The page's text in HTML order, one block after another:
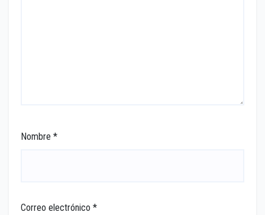
Nombre *
Correo electrónico *